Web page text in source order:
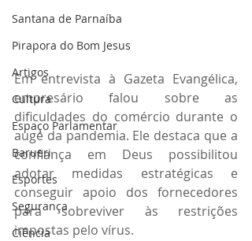
Santana de Parnaíba
Pirapora do Bom Jesus
Artigos
Cultura
Espaço Parlamentar
Barueri
Esportes
Segurança
Ciência
Em entrevista à Gazeta Evangélica,
empresário falou sobre as
dificuldades do comércio durante o
auge da pandemia. Ele destaca que a
confiança em Deus possibilitou
adotar medidas estratégicas e
conseguir apoio dos fornecedores
para sobreviver às restrições
impostas pelo vírus.